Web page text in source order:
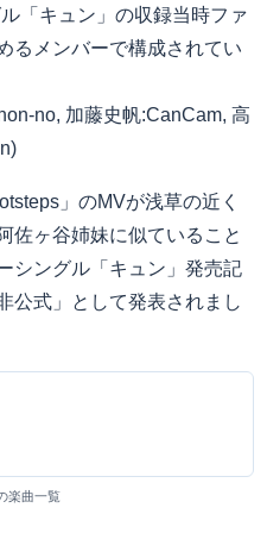
「キュン」の収録当時ファ
るメンバーで構成されてい
no, 加藤史帆:CanCam, 高
」のMVが浅草の近く
佐ヶ谷姉妹に似ていること
シングル「キュン」発売記
公式」として発表されまし
楽曲一覧